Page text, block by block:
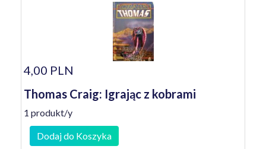
4,00 PLN
Thomas Craig: Igrając z kobrami
1 produkt/y
Dodaj do Koszyka